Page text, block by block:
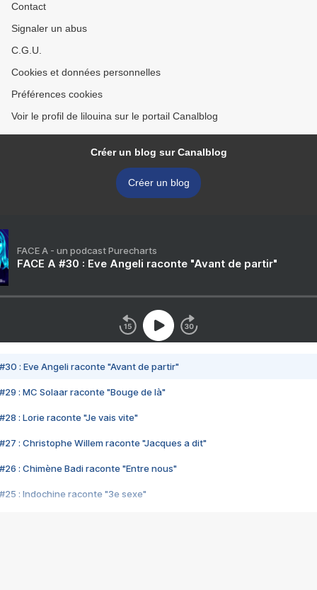
Contact
Signaler un abus
C.G.U.
Cookies et données personnelles
Préférences cookies
Voir le profil de lilouina sur le portail Canalblog
Créer un blog sur Canalblog
Créer un blog
FACE A - un podcast Purecharts
FACE A #30 : Eve Angeli raconte "Avant de partir"
#30 : Eve Angeli raconte "Avant de partir"
#29 : MC Solaar raconte "Bouge de là"
#28 : Lorie raconte "Je vais vite"
#27 : Christophe Willem raconte "Jacques a dit"
#26 : Chimène Badi raconte "Entre nous"
#25 : Indochine raconte "3e sexe"